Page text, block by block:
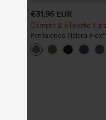
€31,95 EUR
Compra 2 y llévate 1
Pantalones Halara
oficina de tiro alto
ligeramente